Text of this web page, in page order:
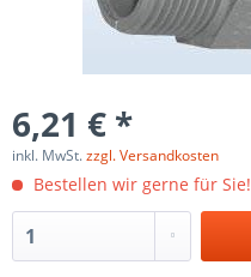
6,21 € *
inkl. MwSt.zzgl. Versandkosten
Bestellen wir gerne für Sie!